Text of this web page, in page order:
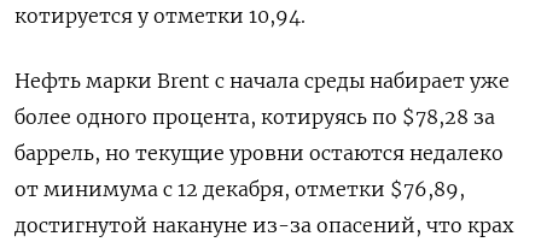
котируется у отметки 10,94.
Нефть марки Brent с начала среды набирает уже
более одного процента, котируясь по $78,28 за
баррель, но текущие уровни остаются недалеко
от минимума с 12 декабря, отметки $76,89,
достигнутой накануне из-за опасений, что крах